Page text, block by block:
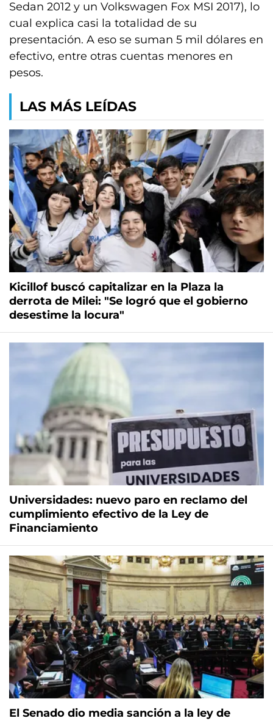
Sedan 2012 y un Volkswagen Fox MSI 2017), lo
cual explica casi la totalidad de su
presentación. A eso se suman 5 mil dólares en
efectivo, entre otras cuentas menores en
pesos.
LAS MÁS LEÍDAS
Kicillof buscó capitalizar en la Plaza la
derrota de Milei: "Se logró que el gobierno
desestime la locura"
Universidades: nuevo paro en reclamo del
cumplimiento efectivo de la Ley de
Financiamiento
El Senado dio media sanción a la ley de